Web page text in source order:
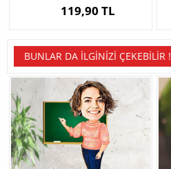
119,90 TL
BUNLAR DA İLGINIZI ÇEKEBILIR !